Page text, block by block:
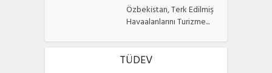
Özbekistan, Terk Edilmiş
Havaalanlarını Turizme...
TÜDEV